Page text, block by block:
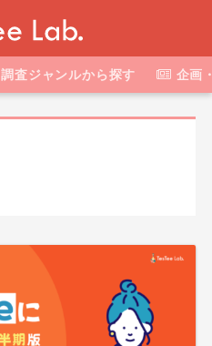
調査ジャンルから探す 企画